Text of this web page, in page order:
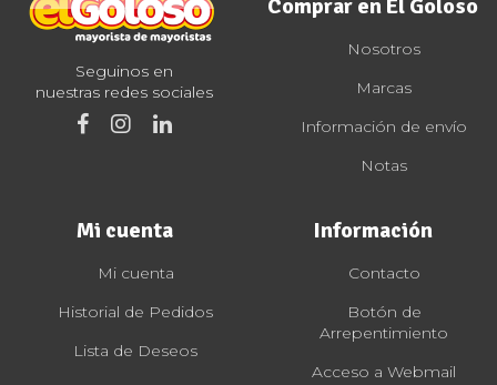
Seguinos en
nuestras redes sociales
Comprar en El Goloso
Nosotros
Marcas
Información de envío
Notas
Mi cuenta
Mi cuenta
Historial de Pedidos
Lista de Deseos
Información
Contacto
Botón de
Arrepentimiento
Acceso a Webmail